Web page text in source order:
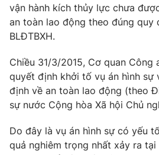
Photo
VTV Money VTV
vận hành kích thủy lực chưa
an toàn lao động theo đúng
BLĐTBXH.
Chiều 31/3/2015, Cơ quan Công
quyết định khởi tố vụ án hình sự
định về an toàn lao động (theo
sự nước Cộng hòa Xã hội Chủ
Do đây là vụ án hình sự có yếu
quả nghiêm trọng nhất xảy ra